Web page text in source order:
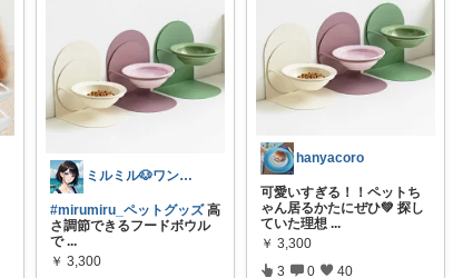
ミルミル🐶ワンコ.雑貨.スイーツ🧁
#mirumiru_ペットグッズ高
さ調節できるフードボウル
で ...
￥ 3,300
hanyacoro
可愛いすぎる！！ペットち
ゃん居るかたにぜひ💚 探し
ていた理想 ...
￥ 3,300
3 0 40